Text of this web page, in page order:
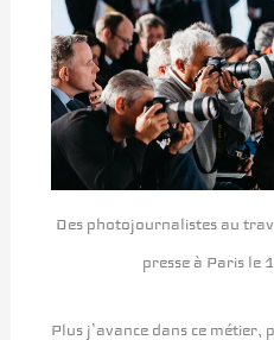
Des photojournalistes au
presse à Paris le
Plus j’avance dans ce métier,